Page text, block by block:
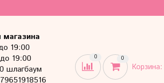
19:00
19:00
шлагбаум
0 0
Корзина: